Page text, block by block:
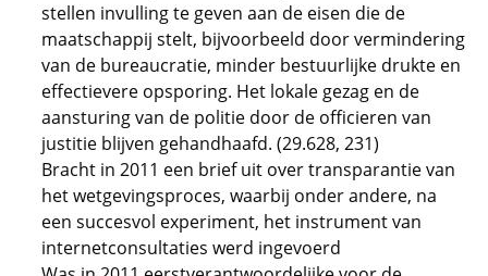
stellen invulling te geven aan de eisen die de
maatschappij stelt, bijvoorbeeld door vermindering
van de bureaucratie, minder bestuurlijke drukte en
effectievere opsporing. Het lokale gezag en de
aansturing van de politie door de officieren van
justitie blijven gehandhaafd. (29.628, 231)
Bracht in 2011 een brief uit over transparantie van
het wetgevingsproces, waarbij onder andere, na
een succesvol experiment, het instrument van
internetconsultaties werd ingevoerd